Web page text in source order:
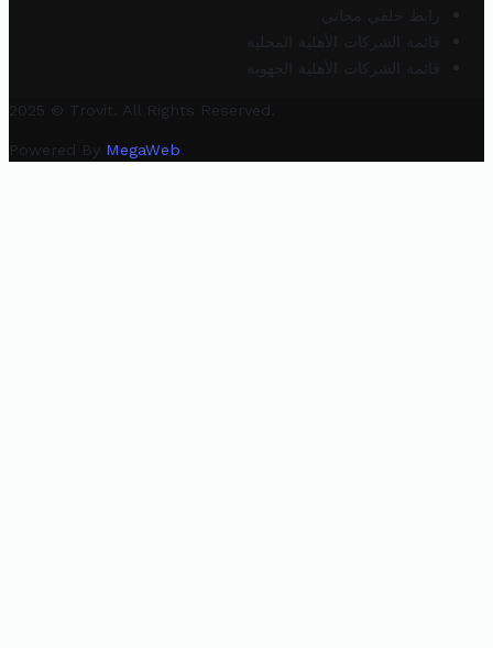
رابط خلفي مجاني
قائمة الشركات الأهلية المحلية
قائمة الشركات الأهلية الجهوية
2025 © Trovit. All Rights Reserved.
Powered By MegaWeb